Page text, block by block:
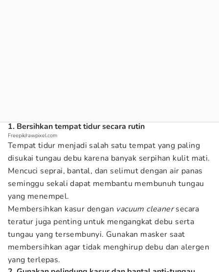
1. Bersihkan tempat tidur secara rutin
Freepik/rawpixel.com
Tempat tidur menjadi salah satu tempat yang paling
disukai tungau debu karena banyak serpihan kulit mati.
Mencuci seprai, bantal, dan selimut dengan air panas
seminggu sekali dapat membantu membunuh tungau
yang menempel.
Membersihkan kasur dengan vacuum cleanersecara
teratur juga penting untuk mengangkat debu serta
tungau yang tersembunyi. Gunakan masker saat
membersihkan agar tidak menghirup debu dan alergen
yang terlepas.